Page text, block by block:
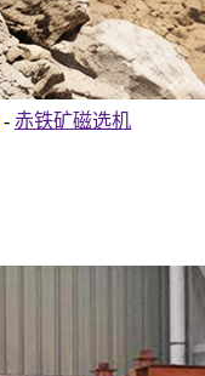
- 赤铁矿磁选机